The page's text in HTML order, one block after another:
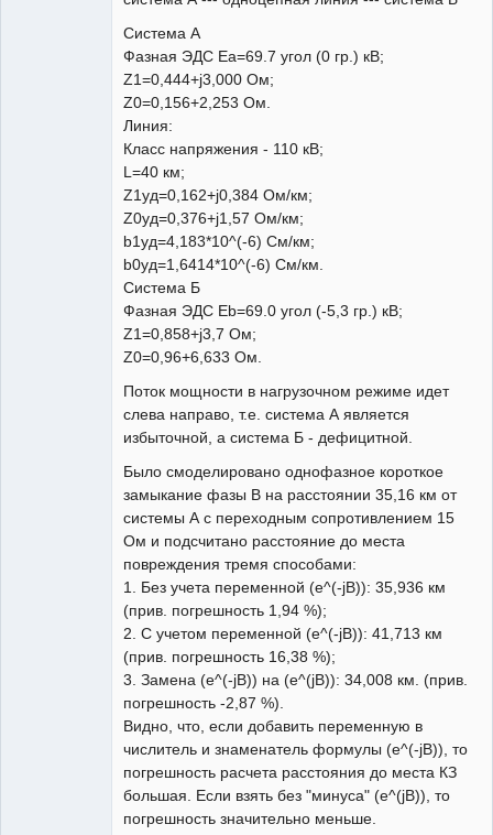
Cистема А
Фазная ЭДС Ea=69.7 угол (0 гр.) кВ;
Z1=0,444+j3,000 Ом;
Z0=0,156+2,253 Ом.
Линия:
Класс напряжения - 110 кВ;
L=40 км;
Z1уд=0,162+j0,384 Ом/км;
Z0уд=0,376+j1,57 Ом/км;
b1уд=4,183*10^(-6) См/км;
b0уд=1,6414*10^(-6) См/км.
Система Б
Фазная ЭДС Eb=69.0 угол (-5,3 гр.) кВ;
Z1=0,858+j3,7 Ом;
Z0=0,96+6,633 Ом.
Поток мощности в нагрузочном режиме идет
слева направо, т.е. система А является
избыточной, а система Б - дефицитной.
Было смоделировано однофазное короткое
замыкание фазы В на расстоянии 35,16 км от
системы А с переходным сопротивлением 15
Ом и подсчитано расстояние до места
повреждения тремя способами:
1. Без учета переменной (e^(-jB)): 35,936 км
(прив. погрешность 1,94 %);
2. С учетом переменной (e^(-jB)): 41,713 км
(прив. погрешность 16,38 %);
3. Замена (e^(-jB)) на (e^(jB)): 34,008 км. (прив.
погрешность -2,87 %).
Видно, что, если добавить переменную в
числитель и знаменатель формулы (e^(-jB)), то
погрешность расчета расстояния до места КЗ
большая. Если взять без "минуса" (e^(jB)), то
погрешность значительно меньше.